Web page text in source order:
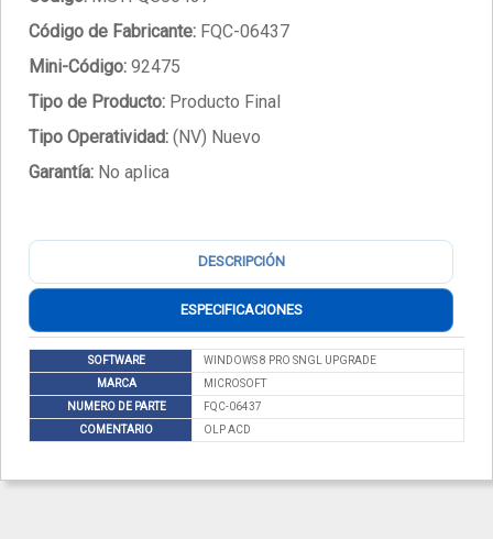
Código de Fabricante: FQC-06437
Mini-Código: 92475
Tipo de Producto: Producto Final
Tipo Operatividad: (NV) Nuevo
Garantía: No aplica
DESCRIPCIÓN
ESPECIFICACIONES
SOFTWARE
WINDOWS 8 PRO SNGL UPGRADE
MARCA
MICROSOFT
NUMERO DE PARTE
FQC-06437
COMENTARIO
OLP ACD